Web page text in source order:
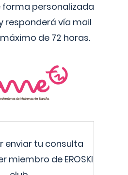
personalizada
responderá vía mail
de 72 horas.
enviar tu consulta
miembro de EROSKI